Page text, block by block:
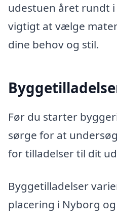
udestuen året rundt
vigtigt at vælge
dine behov og stil.
Før du starter
sørge for at
for tilladelser til dit
Byggetilladelser
placering i Nyborg